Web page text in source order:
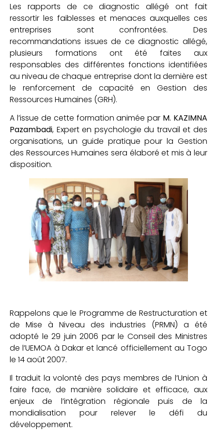
Les rapports de ce diagnostic allégé ont fait
ressortir les faiblesses et menaces auxquelles ces
entreprises sont confrontées. Des
recommandations issues de ce diagnostic allégé,
plusieurs formations ont été faites aux
responsables des différentes fonctions identifiées
au niveau de chaque entreprise dont la dernière est
le renforcement de capacité en Gestion des
Ressources Humaines (GRH).
A l’issue de cette formation animée par M. KAZIMNA
Pazambadi, Expert en psychologie du travail et des
organisations, un guide pratique pour la Gestion
des Ressources Humaines sera élaboré et mis à leur
disposition.
Rappelons que le Programme de Restructuration et
de Mise à Niveau des industries (PRMN) a été
adopté le 29 juin 2006 par le Conseil des Ministres
de l’UEMOA à Dakar et lancé officiellement au Togo
le 14 août 2007.
Il traduit la volonté des pays membres de l’Union à
faire face, de manière solidaire et efficace, aux
enjeux de l’intégration régionale puis de la
mondialisation pour relever le défi du
développement.